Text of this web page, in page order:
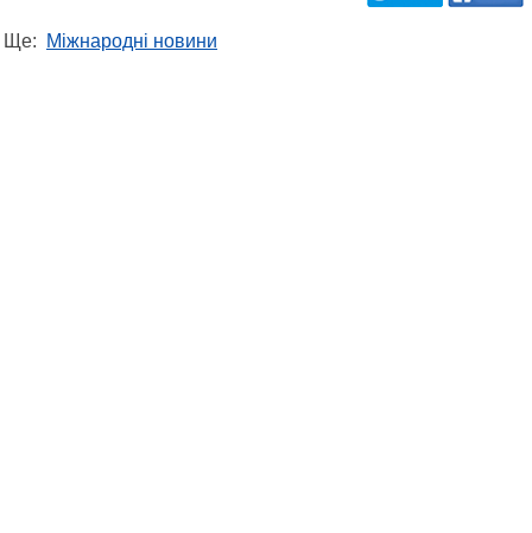
Ще: Міжнародні новини